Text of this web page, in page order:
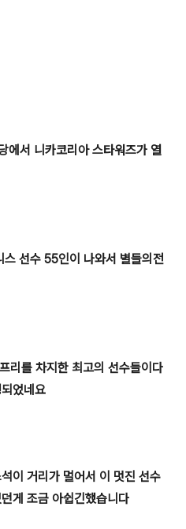
에서 니카코리아 스타워즈가 열
선수 55인이 나와서 별들의전
리를 차지한 최고의 선수들이다
었네요
이 거리가 멀어서 이 멋진 선수
게 조금 아쉽긴했습니다